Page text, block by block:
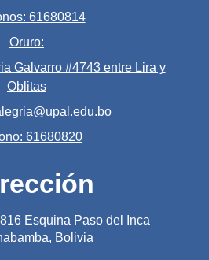
61680814
Oruro:
Galvarro #4743 entre Lira y
Oblitas
61680820
Esquina Paso del Inca
Bolivia